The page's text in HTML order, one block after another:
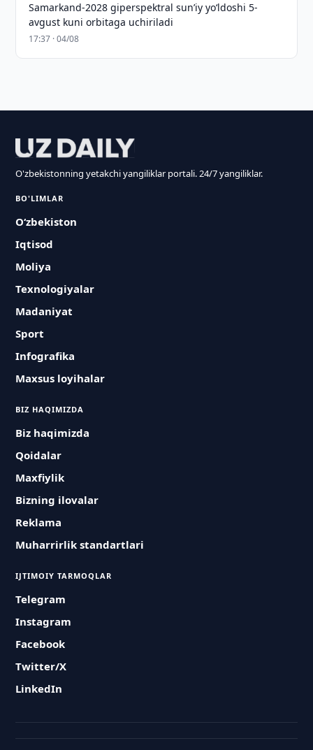
Samarkand-2028 giperspektral sun’iy yo‘ldoshi 5-
avgust kuni orbitaga uchiriladi
17:37 · 04/08
O'zbekistonning yetakchi yangiliklar portali. 24/7 yangiliklar.
BO'LIMLAR
O‘zbekiston
Iqtisod
Moliya
Texnologiyalar
Madaniyat
Sport
Infografika
Maxsus loyihalar
BIZ HAQIMIZDA
Biz haqimizda
Qoidalar
Maxfiylik
Bizning ilovalar
Reklama
Muharrirlik standartlari
IJTIMOIY TARMOQLAR
Telegram
Instagram
Facebook
Twitter/X
LinkedIn